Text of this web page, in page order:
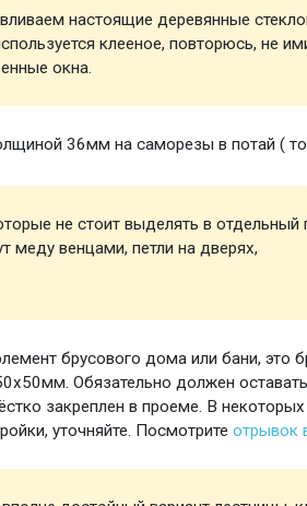
настоящие деревянные
клееное, повторюсь, не
окна.
36мм на саморезы в потай (
не стоит выделять в отдельный
меду венцами, петли на дверях,
брусового дома или бани, это
Обязательно должен
закреплен в проеме. В
уточняйте. Посмотрите отрывок